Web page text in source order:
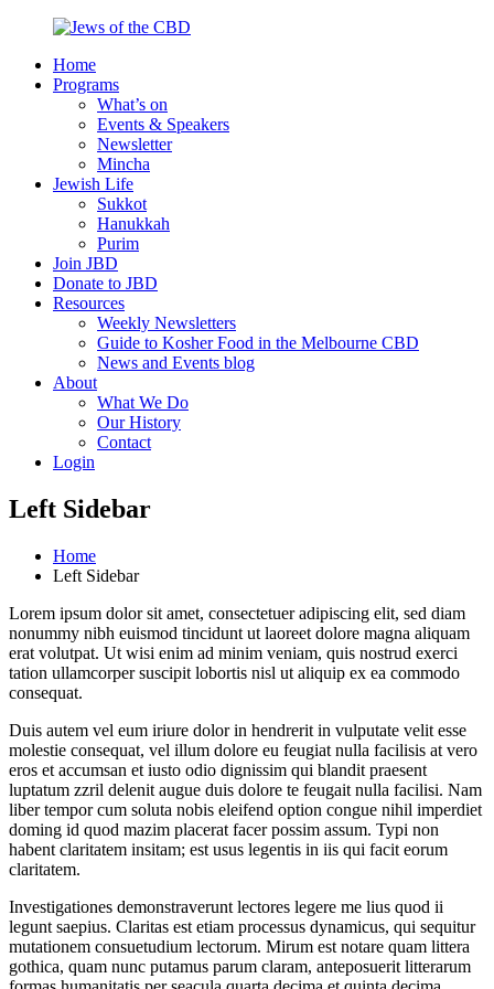
content
Jews
Nourish
Melbourne
Home
Programs
What’s on
Events & Speakers
Newsletter
Mincha
Jewish Life
Sukkot
Hanukkah
Purim
Join JBD
Donate to JBD
Resources
Weekly Newsletters
Guide to Kosher Food in the Melbourne CBD
News and Events blog
About
What We Do
Our History
Contact
Login
Left Sidebar
Home
Left Sidebar
Lorem ipsum dolor sit amet, consectetuer adipiscing elit, sed diam
nonummy nibh euismod tincidunt ut laoreet dolore magna aliquam
erat volutpat. Ut wisi enim ad minim veniam, quis nostrud exerci
tation ullamcorper suscipit lobortis nisl ut aliquip ex ea commodo
consequat.
Duis autem vel eum iriure dolor in hendrerit in vulputate velit esse
molestie consequat, vel illum dolore eu feugiat nulla facilisis at vero
eros et accumsan et iusto odio dignissim qui blandit praesent
luptatum zzril delenit augue duis dolore te feugait nulla facilisi. Nam
liber tempor cum soluta nobis eleifend option congue nihil imperdiet
doming id quod mazim placerat facer possim assum. Typi non
habent claritatem insitam; est usus legentis in iis qui facit eorum
claritatem.
Investigationes demonstraverunt lectores legere me lius quod ii
legunt saepius. Claritas est etiam processus dynamicus, qui sequitur
mutationem consuetudium lectorum. Mirum est notare quam littera
gothica, quam nunc putamus parum claram, anteposuerit litterarum